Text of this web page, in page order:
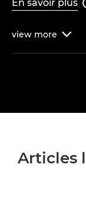
En savoir plus
view more 
Articles